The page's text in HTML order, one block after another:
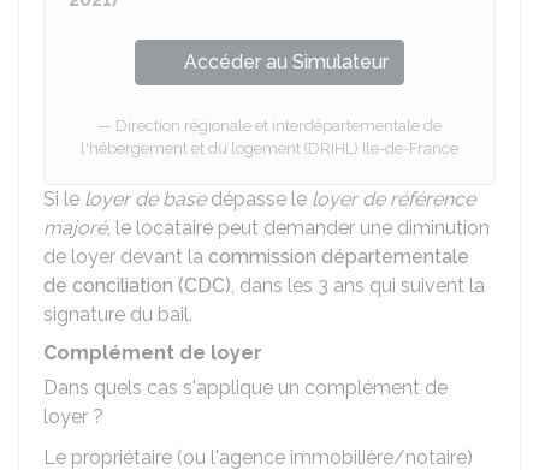
Accéder au Simulateur
Direction régionale et interdépartementale de
l'hébergement et du logement (DRIHL) Ile-de-France
Si le loyer de basedépasse le loyer de référence
majoré, le locataire peut demander une diminution
de loyer devant la commission départementale
de conciliation (CDC), dans les 3 ans qui suivent la
signature du bail.
Complément de loyer
Dans quels cas s'applique un complément de
loyer ?
Le propriétaire (ou l'agence immobilière/notaire)